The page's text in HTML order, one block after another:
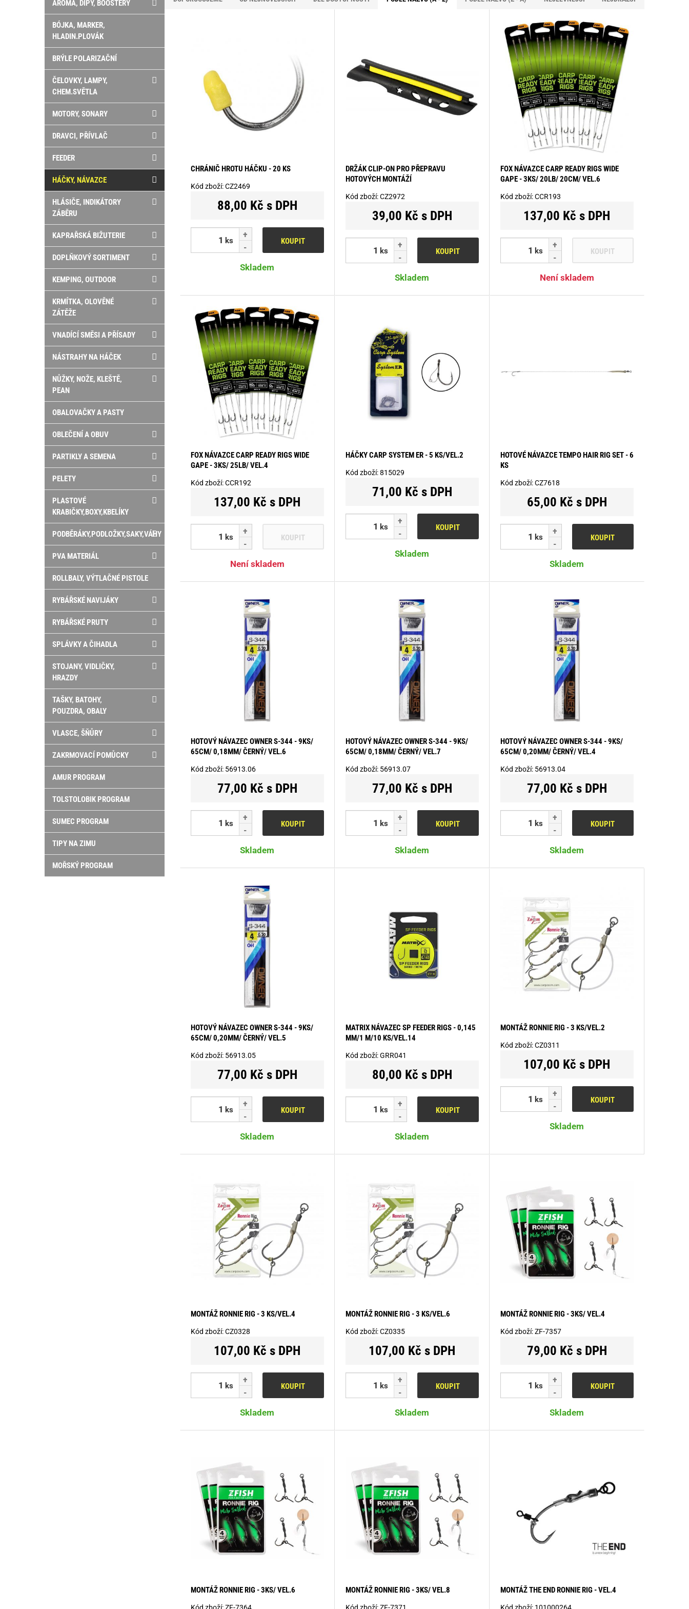
CHRÁNIČ HROTU HÁČKU - 20 KS
Kód zboží:CZ2469
88,00 Kč s DPH
ks KOUPIT
Skladem
DRŽÁK CLIP-ON PRO PŘEPRAVU
HOTOVÝCH MONTÁŽÍ
Kód zboží:CZ2972
39,00 Kč s DPH
ks KOUPIT
Skladem
FOX NÁVAZCE CARP READY RIGS WIDE
GAPE - 3KS/ 20LB/ 20CM/ VEL.6
Kód zboží:CCR193
137,00 Kč s DPH
ks KOUPIT
Není skladem
FOX NÁVAZCE CARP READY RIGS WIDE
GAPE - 3KS/ 25LB/ VEL.4
Kód zboží:CCR192
137,00 Kč s DPH
ks KOUPIT
Není skladem
HÁČKY CARP SYSTEM ER - 5 KS/VEL.2
Kód zboží:815029
71,00 Kč s DPH
ks KOUPIT
Skladem
HOTOVÉ NÁVAZCE TEMPO HAIR RIG SET - 6
KS
Kód zboží:CZ7618
65,00 Kč s DPH
ks KOUPIT
Skladem
HOTOVÝ NÁVAZEC OWNER S-344 - 9KS/
65CM/ 0,18MM/ ČERNÝ/ VEL.6
Kód zboží: 56913.06
77,00 Kč s DPH
ks KOUPIT
Skladem
HOTOVÝ NÁVAZEC OWNER S-344 - 9KS/
65CM/ 0,18MM/ ČERNÝ/ VEL.7
Kód zboží: 56913.07
77,00 Kč s DPH
ks KOUPIT
Skladem
HOTOVÝ NÁVAZEC OWNER S-344 - 9KS/
65CM/ 0,20MM/ ČERNÝ/ VEL.4
Kód zboží: 56913.04
77,00 Kč s DPH
ks KOUPIT
Skladem
HOTOVÝ NÁVAZEC OWNER S-344 - 9KS/
65CM/ 0,20MM/ ČERNÝ/ VEL.5
Kód zboží: 56913.05
77,00 Kč s DPH
ks KOUPIT
Skladem
MATRIX NÁVAZEC SP FEEDER RIGS - 0,145
MM/1 M/10 KS/VEL.14
Kód zboží:GRR041
80,00 Kč s DPH
ks KOUPIT
Skladem
MONTÁŽ RONNIE RIG - 3 KS/VEL.2
Kód zboží:CZ0311
107,00 Kč s DPH
ks KOUPIT
Skladem
MONTÁŽ RONNIE RIG - 3 KS/VEL.4
Kód zboží:CZ0328
107,00 Kč s DPH
ks KOUPIT
Skladem
MONTÁŽ RONNIE RIG - 3 KS/VEL.6
Kód zboží:CZ0335
107,00 Kč s DPH
ks KOUPIT
Skladem
MONTÁŽ RONNIE RIG - 3KS/ VEL.4
Kód zboží:ZF-7357
79,00 Kč s DPH
ks KOUPIT
Skladem
MONTÁŽ RONNIE RIG - 3KS/ VEL.6 MONTÁŽ RONNIE RIG - 3KS/ VEL.8 MONTÁŽ THE END RONNIE RIG - VEL.4
AROMA, DIPY, BOOSTERY
BÓJKA, MARKER,
HLADIN.PLOVÁK
BRÝLE POLARIZAČNÍ
ČELOVKY, LAMPY,
CHEM.SVĚTLA
MOTORY, SONARY
DRAVCI, PŘÍVLAČ
FEEDER
HÁČKY, NÁVAZCE
HLÁSIČE, INDIKÁTORY
ZÁBĚRU
KAPRAŘSKÁ BIŽUTERIE
DOPLŇKOVÝ SORTIMENT
KEMPING, OUTDOOR
KRMÍTKA, OLOVĚNÉ
ZÁTĚŽE
VNADÍCÍ SMĚSI A PŘÍSADY
NÁSTRAHY NA HÁČEK
NŮŽKY, NOŽE, KLEŠTĚ,
PEAN
OBALOVAČKY A PASTY
OBLEČENÍ A OBUV
PARTIKLY A SEMENA
PELETY
PLASTOVÉ
KRABIČKY,BOXY,KBELÍKY
PODBĚRÁKY,PODLOŽKY,SAKY,VÁHY
PVA MATERIÁL
ROLLBALY, VÝTLAČNÉ PISTOLE
RYBÁŘSKÉ NAVIJÁKY
RYBÁŘSKÉ PRUTY
SPLÁVKY A ČIHADLA
STOJANY, VIDLIČKY,
HRAZDY
TAŠKY, BATOHY,
POUZDRA, OBALY
VLASCE, ŠŇŮRY
ZAKRMOVACÍ POMŮCKY
AMUR PROGRAM
TOLSTOLOBIK PROGRAM
SUMEC PROGRAM
TIPY NA ZIMU
MOŘSKÝ PROGRAM